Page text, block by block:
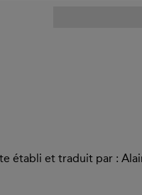
établi et traduit par :